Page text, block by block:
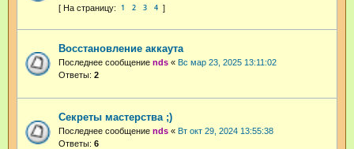
1 2 3 4
Восстановление аккаута
Последнее сообщение nds « Вс мар 23, 2025 13:11:02
Ответы: 2
Секреты мастерства ;)
Последнее сообщение nds « Вт окт 29, 2024 13:55:38
Ответы: 6